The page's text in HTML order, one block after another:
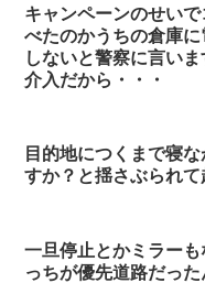
キャンペーンのせい
べたのかうちの倉庫
しないと警察に言い
介入だから・・・
目的地につくまで寝
すか？と揺さぶられて
一旦停止とかミラー
っちが優先道路だっ